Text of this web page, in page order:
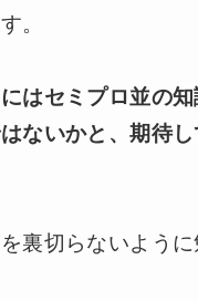
。
はセミプロ並の
ないかと、期待
裏切らないよう